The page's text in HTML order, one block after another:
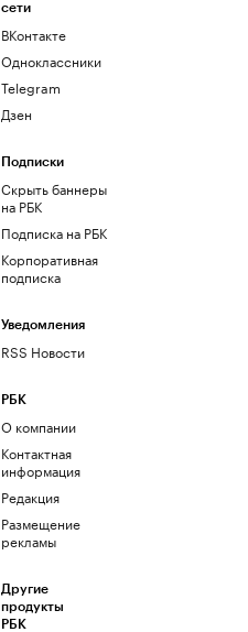
сети
ВКонтакте
Одноклассники
Telegram
Дзен
Подписки
Скрыть баннеры
на РБК
Подписка на РБК
Корпоративная
подписка
Уведомления
RSS Новости
РБК
О компании
Контактная
информация
Редакция
Размещение
рекламы
Другие
продукты
РБК